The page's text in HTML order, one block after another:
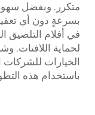
متكرر. وبفضل
بسرعةٍ دون أي
في أفلام التلصيق
الخيارات
باستخدام هذه